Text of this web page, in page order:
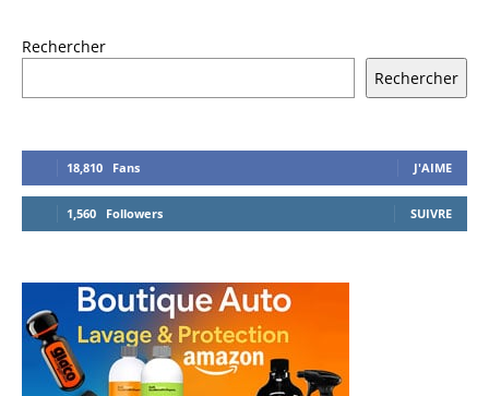
Rechercher
Rechercher
18,810 Fans J'AIME
1,560 Followers SUIVRE